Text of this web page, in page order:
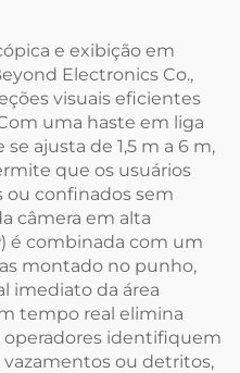
e exibição em
Electronics Co.,
visuais eficientes
uma haste em liga
ajusta de 1,5 m a 6 m,
que os usuários
ou confinados sem
câmera em alta
é combinada com um
montado no punho,
imediato da área
tempo real elimina
operadores identifiquem
vazamentos ou detritos,